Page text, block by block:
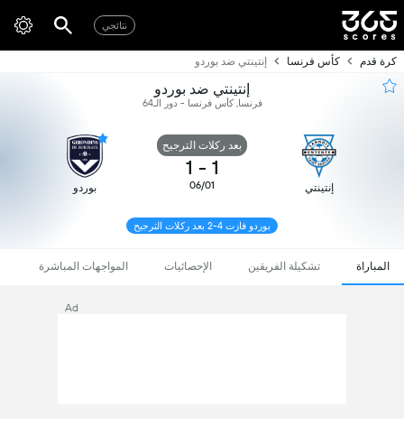
نتائجي
كرة قدم كأس فرنسا إنتينتي ضد بوردو
إنتينتي ضد بوردو
فرنسا, كأس فرنسا - دور الـ64
إنتينتي
بعد ركلات الترجيح
1
-
1
06/01 بوردو
بوردو فازت 4-2 بعد ركلات الترجيح
المباراة تشكيلة الفريقين الإحصائيات المواجهات المباشرة
Ad